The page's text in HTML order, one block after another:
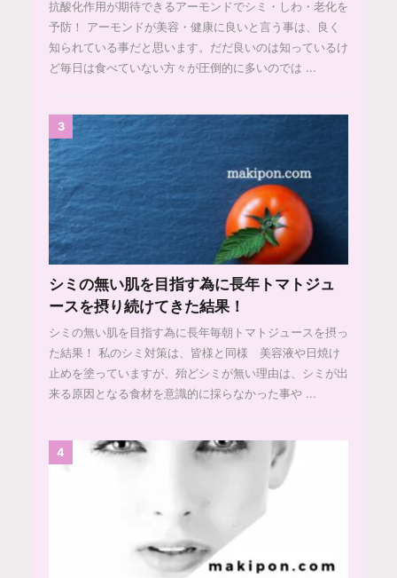
抗酸化作用が期待できるアーモンドでシミ・しわ・老化を
予防！ アーモンドが美容・健康に良いと言う事は、良く
知られている事だと思います。だだ良いのは知っているけ
ど毎日は食べていない方々が圧倒的に多いのでは ...
3
シミの無い肌を目指す為に長年トマトジュ
ースを摂り続けてきた結果！
シミの無い肌を目指す為に長年毎朝トマトジュースを摂っ
た結果！ 私のシミ対策は、皆様と同様 美容液や日焼け
止めを塗っていますが、殆どシミが無い理由は、シミが出
来る原因となる食材を意識的に採らなかった事や ...
4